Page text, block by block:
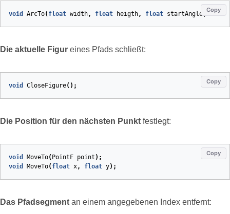
Copy
void ArcTo( float width, float heigth, float startAngle, float
Die aktuelle Figur eines Pfads schließt:
Copy
void CloseFigure( ) ;
Die Position für den nächsten Punkt festlegt:
Copy
void MoveTo( PointF point ) ;
void
MoveTo( float x, float y) ;
Das Pfadsegment an einem angegebenen Index entfernt: